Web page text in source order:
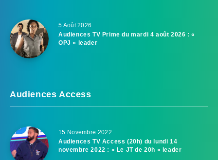
5 Août 2026
Audiences TV Prime du mardi 4 août 2026 : «
OPJ » leader
Audiences Access
15 Novembre 2022
Audiences TV Access (20h) du lundi 14
novembre 2022 : « Le JT de 20h » leader